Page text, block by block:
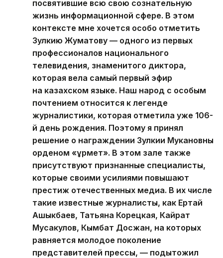
посвятившие всю свою сознательную
жизнь информационной сфере. В этом
контексте мне хочется особо отметить
Зулкию Жуматову — одного из первых
профессионалов национального
телевидения, знаменитого диктора,
которая вела самый первый эфир
на казахском языке. Наш народ с особым
почтением относится к легенде
журналистики, которая отметила уже 106-
й день рождения. Поэтому я принял
решение о награждении Зулкии Мукановны
орденом «Құрмет». В этом зале также
присутствуют признанные специалисты,
которые своими усилиями повышают
престиж отечественных медиа. В их числе
такие известные журналисты, как Ертай
Ашыкбаев, Татьяна Корецкая, Кайрат
Мусакулов, Кымбат Досжан, на которых
равняется молодое поколение
представителей прессы, — подытожил